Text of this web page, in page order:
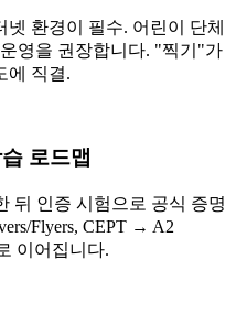
환경이 필수. 어린이 단체
영을 권장합니다. "찍기"가
에 직결.
로드맵
뒤 인증 시험으로 공식 증명
Flyers, CEPT → A2
이어집니다.